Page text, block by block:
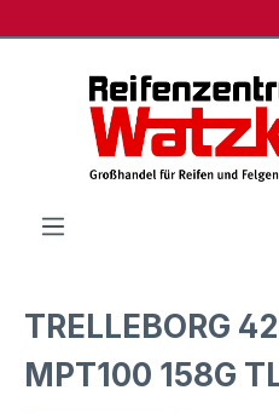
TRELLEBORG
MPT100 158G